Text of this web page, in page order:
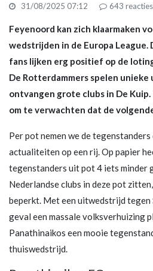
31/08/2025 07:12 643 reacties
Feyenoord kan zich klaarmaken
wedstrijden in de Europa League.
fans lijken erg positief op de
De Rotterdammers spelen
ontvangen grote clubs in De
om te verwachten dat de
Per pot nemen we de
actualiteiten op een rij. Op papier
tegenstanders uit pot 4 iets minder
Nederlandse clubs in deze pot
beperkt. Met een uitwedstrijd
geval een massale volksverhuizing
Panathinaikos een mooie
thuiswedstrijd.